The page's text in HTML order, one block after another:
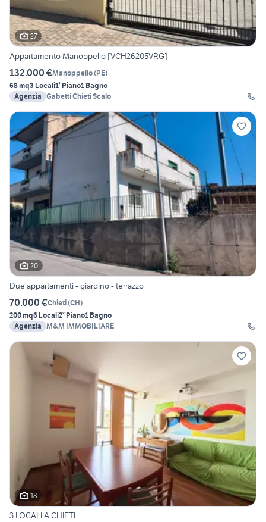
27
Appartamento Manoppello [VCH26205VRG]
132.000 €Manoppello(PE)
68 mq3 Locali1° Piano1 Bagno
Agenzia Gabetti Chieti Scalo
20
Due appartamenti - giardino - terrazzo
70.000 €Chieti(CH)
200 mq6 Locali2° Piano1 Bagno
Agenzia M&M IMMOBILIARE
18
3 LOCALI A CHIETI